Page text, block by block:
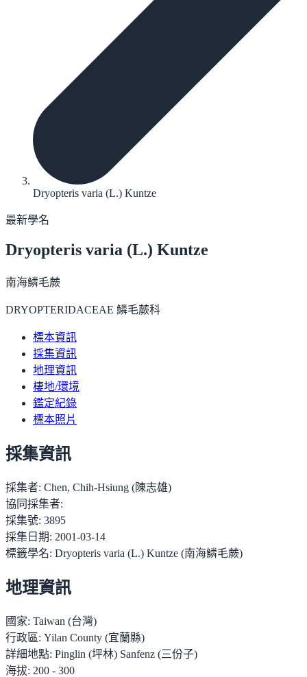
Dryopteris varia (L.) Kuntze
最新學名
Dryopteris varia (L.) Kuntze
南海鱗毛蕨
DRYOPTERIDACEAE 鱗毛蕨科
標本資訊
採集資訊
地理資訊
棲地/環境
鑑定紀錄
標本照片
採集資訊
採集者: Chen, Chih-Hsiung (陳志雄)
協同採集者:
採集號: 3895
採集日期: 2001-03-14
標籤學名: Dryopteris varia (L.) Kuntze (南海鱗毛蕨)
地理資訊
國家: Taiwan (台灣)
行政區: Yilan County (宜蘭縣)
詳細地點: Pinglin (坪林) Sanfenz (三份子)
海拔: 200 - 300